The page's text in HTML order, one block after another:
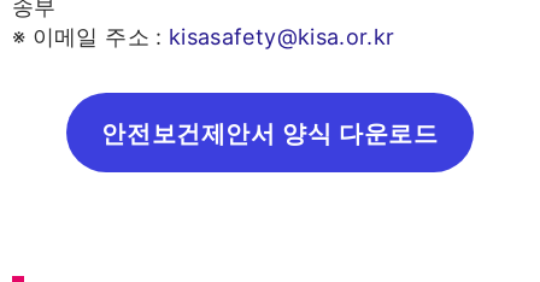
송부
※ 이메일 주소 : kisasafety@kisa.or.kr
안전보건제안서 양식 다운로드